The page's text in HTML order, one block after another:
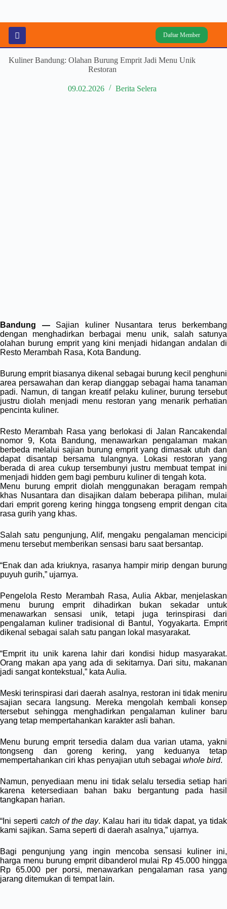
Daftar Member
Kuliner Bandung: Olahan Burung Emprit Jadi Menu Unik
Restoran
09.02.2026 Berita Selera
Bandung —Sajian kuliner Nusantara terus berkembang
dengan menghadirkan berbagai menu unik, salah satunya
olahan burung emprit yang kini menjadi hidangan andalan di
Resto Merambah Rasa, Kota Bandung.
Burung emprit biasanya dikenal sebagai burung kecil penghuni
area persawahan dan kerap dianggap sebagai hama tanaman
padi. Namun, di tangan kreatif pelaku kuliner, burung tersebut
justru diolah menjadi menu restoran yang menarik perhatian
pencinta kuliner.
Resto Merambah Rasa yang berlokasi di Jalan Rancakendal
nomor 9, Kota Bandung, menawarkan pengalaman makan
berbeda melalui sajian burung emprit yang dimasak utuh dan
dapat disantap bersama tulangnya. Lokasi restoran yang
berada di area cukup tersembunyi justru membuat tempat ini
menjadi hidden gem bagi pemburu kuliner di tengah kota.
Menu burung emprit diolah menggunakan beragam rempah
khas Nusantara dan disajikan dalam beberapa pilihan, mulai
dari emprit goreng kering hingga tongseng emprit dengan cita
rasa gurih yang khas.
Salah satu pengunjung, Alif, mengaku pengalaman mencicipi
menu tersebut memberikan sensasi baru saat bersantap.
“Enak dan ada kriuknya, rasanya hampir mirip dengan burung
puyuh gurih,” ujarnya.
Pengelola Resto Merambah Rasa, Aulia Akbar, menjelaskan
menu burung emprit dihadirkan bukan sekadar untuk
menawarkan sensasi unik, tetapi juga terinspirasi dari
pengalaman kuliner tradisional di Bantul, Yogyakarta. Emprit
dikenal sebagai salah satu pangan lokal masyarakat.
“Emprit itu unik karena lahir dari kondisi hidup masyarakat.
Orang makan apa yang ada di sekitarnya. Dari situ, makanan
jadi sangat kontekstual,” kata Aulia.
Meski terinspirasi dari daerah asalnya, restoran ini tidak meniru
sajian secara langsung. Mereka mengolah kembali konsep
tersebut sehingga menghadirkan pengalaman kuliner baru
yang tetap mempertahankan karakter asli bahan.
Menu burung emprit tersedia dalam dua varian utama, yakni
tongseng dan goreng kering, yang keduanya tetap
mempertahankan ciri khas penyajian utuh sebagai whole bird.
Namun, penyediaan menu ini tidak selalu tersedia setiap hari
karena ketersediaan bahan baku bergantung pada hasil
tangkapan harian.
“Ini seperti catch of the day. Kalau hari itu tidak dapat, ya tidak
kami sajikan. Sama seperti di daerah asalnya,” ujarnya.
Bagi pengunjung yang ingin mencoba sensasi kuliner ini,
harga menu burung emprit dibanderol mulai Rp 45.000 hingga
Rp 65.000 per porsi, menawarkan pengalaman rasa yang
jarang ditemukan di tempat lain.